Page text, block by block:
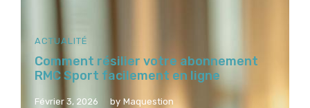
ACTUALITÉ
Comment résilier votre abonnement
RMC Sport facilement en ligne
Février 3, 2026 by Maquestion